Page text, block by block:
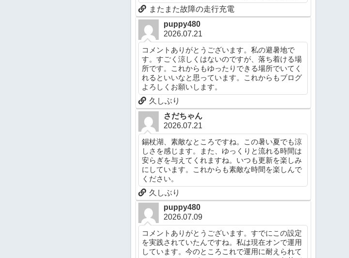
またまた故障の走行充電
puppy480
2026.07.21
コメントありがとうございます。私の避暑地で
す。すごく涼しくはないのですが、落ち着ける場
所です。これからもゆったりできる場所でいてく
れるといいなと思っています。これからもブログ
よろしくお願いします。
久しぶり
さだちゃん
2026.07.21
錫杖湖、素敵なところですね。この暑い夏でも涼
しさを感じます。また、ゆっくりと流れる時間は
安らぎを与えてくれますね。いつも更新を楽しみ
にしています。これからも素敵な時間を楽しんで
ください。
久しぶり
puppy480
2026.07.09
コメントありがとうございます。すでにこの設定
を実践されていたんですね。私は現在オンで運用
しています。今のところこれで運用に耐えられて